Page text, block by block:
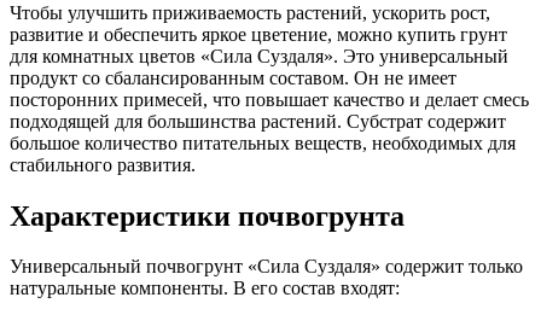
Чтобы улучшить приживаемость растений, ускорить рост,
развитие и обеспечить яркое цветение, можно купить грунт
для комнатных цветов «Сила Суздаля». Это универсальный
продукт со сбалансированным составом. Он не имеет
посторонних примесей, что повышает качество и делает смесь
подходящей для большинства растений. Субстрат содержит
большое количество питательных веществ, необходимых для
стабильного развития.
Характеристики почвогрунта
Универсальный почвогрунт «Сила Суздаля» содержит только
натуральные компоненты. В его состав входят: